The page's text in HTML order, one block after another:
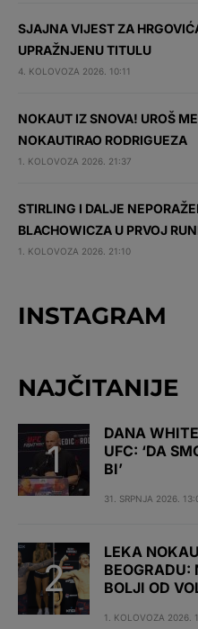
SJAJNA VIJEST ZA
UPRAŽNJENU TITULU
4. KOLOVOZA 2026. 10:11
NOKAUT IZ SNOVA! UROŠ
NOKAUTIRAO RODRIGUEZA
1. KOLOVOZA 2026. 21:37
STIRLING I DALJE
BLACHOWICZA U PRVOJ
1. KOLOVOZA 2026. 21:10
INSTAGRAM
NAJČITANIJE
DANA
UFC: ‘DA
BI’
31. SRPNJA 2026.
LEKA
BEOGRADU:
BOLJI OD
1. KOLOVOZA 2026.